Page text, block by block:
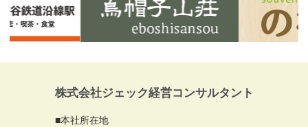
株式会社ジェック経営コンサルタント
■本社所在地